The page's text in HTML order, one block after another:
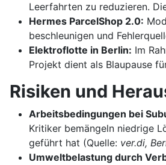
Leerfahrten zu reduzieren.
Hermes ParcelShop 2.0:
beschleunigen und
Elektroflotte in Berlin: Im
Projekt dient als Blaupause
Risiken und
Arbeitsbedingungen bei
Kritiker bemängeln niedrige
geführt hat (Quelle: ver.di,
Umweltbelastung durch